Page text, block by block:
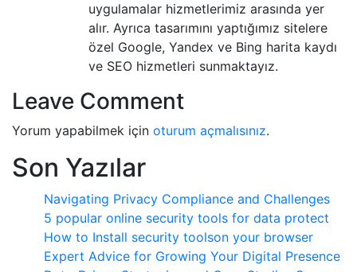
uygulamalar hizmetlerimiz arasında yer
alır. Ayrıca tasarımını yaptığımız sitelere
özel Google, Yandex ve Bing harita kaydı
ve SEO hizmetleri sunmaktayız.
Leave Comment
Yorum yapabilmek için oturum açmalısınız.
Son Yazılar
Navigating Privacy Compliance and Challenges
5 popular online security tools for data protect
How to Install security toolson your browser
Expert Advice for Growing Your Digital Presence